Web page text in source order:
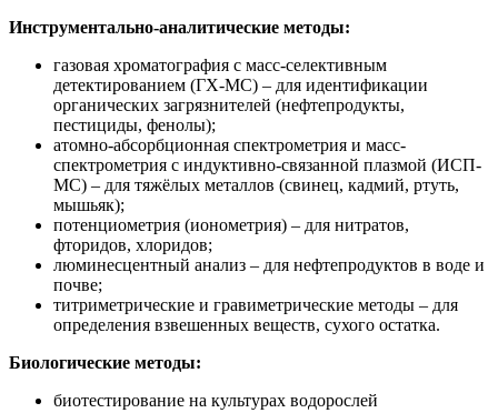
Инструментально-аналитические методы:
газовая хроматография с масс-селективным
детектированием (ГХ-МС) – для идентификации
органических загрязнителей (нефтепродукты,
пестициды, фенолы);
атомно-абсорбционная спектрометрия и масс-
спектрометрия с индуктивно-связанной плазмой (ИСП-
МС) – для тяжёлых металлов (свинец, кадмий, ртуть,
мышьяк);
потенциометрия (ионометрия) – для нитратов,
фторидов, хлоридов;
люминесцентный анализ – для нефтепродуктов в воде и
почве;
титриметрические и гравиметрические методы – для
определения взвешенных веществ, сухого остатка.
Биологические методы:
биотестирование на культурах водорослей